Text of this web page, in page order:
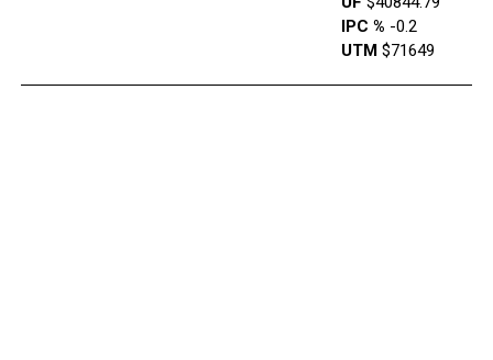
IPC % -0.2
UTM $71649